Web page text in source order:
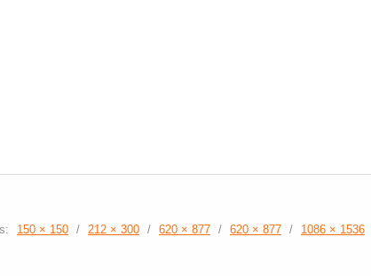
150 × 150 / 212 × 300 / 620 × 877 / 620 × 877 / 1086 × 1536